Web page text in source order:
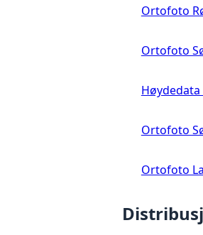
Ortofoto
Ortofoto
Høydedata
Ortofoto
Ortofoto